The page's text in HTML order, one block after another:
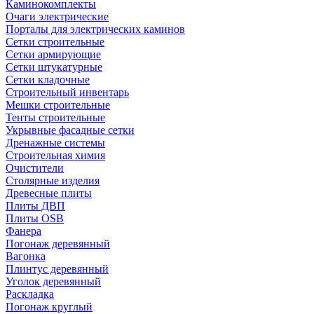
Каминокомплекты
Очаги электрические
Порталы для электрических каминов
Сетки строительные
Сетки армирующие
Сетки штукатурные
Сетки кладочные
Строительный инвентарь
Мешки строительные
Тенты строительные
Укрывные фасадные сетки
Дренажные системы
Строительная химия
Очистители
Столярные изделия
Древесные плиты
Плиты ДВП
Плиты OSB
Фанера
Погонаж деревянный
Вагонка
Плинтус деревянный
Уголок деревянный
Раскладка
Погонаж круглый